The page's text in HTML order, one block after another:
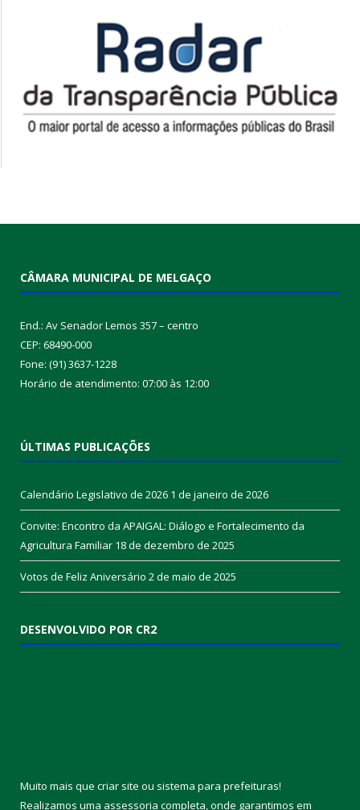
CÂMARA MUNICIPAL DE MELGAÇO
End.: Av Senador Lemos 357 – centro
CEP: 68490-000
Fone: (91) 3637-1228
Horário de atendimento: 07:00 às 12:00
ÚLTIMAS PUBLICAÇÕES
Calendário Legislativo de 2026 1 de janeiro de 2026
Convite: Encontro da APAIGAL: Diálogo e Fortalecimento da
Agricultura Familiar 18 de dezembro de 2025
Votos de Feliz Aniversário 2 de maio de 2025
DESENVOLVIDO POR CR2
Muito mais que criar site ou sistema para prefeituras!
Realizamos uma assessoria completa, onde garantimos em